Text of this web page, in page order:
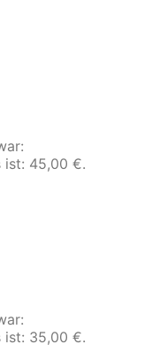
ist: 45,00 €.
ist: 35,00 €.